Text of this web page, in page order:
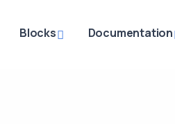
Blocks Documentation